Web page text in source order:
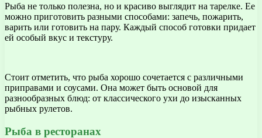
Рыба не только полезна, но и красиво выглядит на тарелке. Ее
можно приготовить разными способами: запечь, пожарить,
варить или готовить на пару. Каждый способ готовки придает
ей особый вкус и текстуру.
Стоит отметить, что рыба хорошо сочетается с различными
приправами и соусами. Она может быть основой для
разнообразных блюд: от классического ухи до изысканных
рыбных рулетов.
Рыба в ресторанах